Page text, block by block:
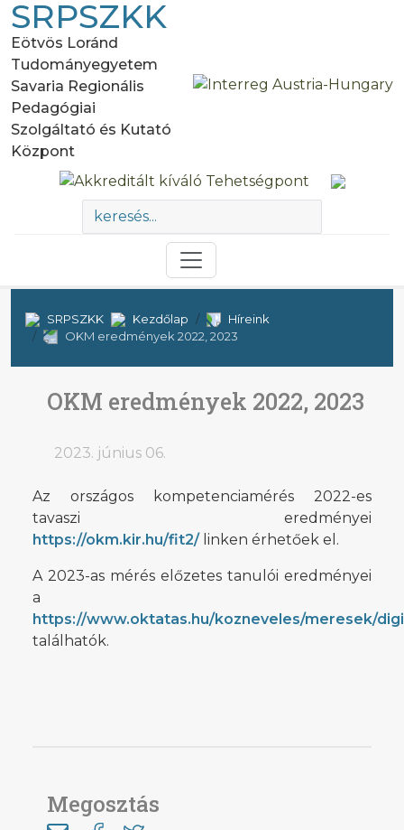
SRPSZKK
Eötvös Loránd
Tudományegyetem
Savaria Regionális
Pedagógiai
Szolgáltató és Kutató
Központ
SRPSZKK Kezdőlap
Híreink
OKM eredmények 2022, 2023
OKM eredmények 2022, 2023
2023. június 06.
Az országos kompetenciamérés 2022-es
tavaszi eredményei
https://okm.kir.hu/fit2/linken érhetőek el.
A 2023-as mérés előzetes tanulói eredményei
a
https://www.oktatas.hu/kozneveles/meresek/
találhatók.
Megosztás